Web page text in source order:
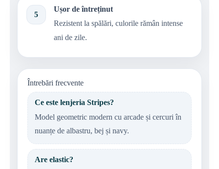
5
Ușor de întreținut
Rezistent la spălări, culorile rămân intense
ani de zile.
Întrebări frecvente
Ce este lenjeria Stripes?
Model geometric modern cu arcade și cercuri în
nuanțe de albastru, bej și navy.
Are elastic?